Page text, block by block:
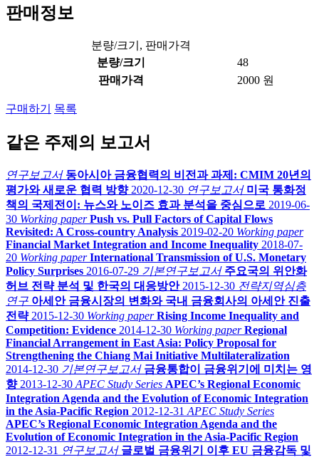
판매정보
분량/크기, 판매가격
분량/크기
48
판매가격
2000 원
구매하기 목록
같은 주제의 보고서
연구보고서 동아시아 금융협력의 비전과 과제: CMIM 20년의
평가와 새로운 협력 방향 2020-12-30 연구보고서 미국 통화정
책의 국제전이: 뉴스와 노이즈 효과 분석을 중심으로 2019-06-
30 Working paper Push vs. Pull Factors of Capital Flows
Revisited: A Cross-country Analysis 2019-02-20 Working paper
Financial Market Integration and Income Inequality 2018-07-
20 Working paper International Transmission of U.S. Monetary
Policy Surprises 2016-07-29 기본연구보고서 주요국의 위안화
허브 전략 분석 및 한국의 대응방안 2015-12-30 전략지역심층
연구 아세안 금융시장의 변화와 국내 금융회사의 아세안 진출
전략 2015-12-30 Working paper Rising Income Inequality and
Competition: Evidence 2014-12-30 Working paper Regional
Financial Arrangement in East Asia: Policy Proposal for
Strengthening the Chiang Mai Initiative Multilateralization
2014-12-30 기본연구보고서 금융통합이 금융위기에 미치는 영
향 2013-12-30 APEC Study Series APEC’s Regional Economic
Integration Agenda and the Evolution of Economic Integration
in the Asia-Pacific Region 2012-12-31 APEC Study Series
APEC’s Regional Economic Integration Agenda and the
Evolution of Economic Integration in the Asia-Pacific Region
2012-12-31 연구보고서 글로벌 금융위기 이후 EU 금융감독 및